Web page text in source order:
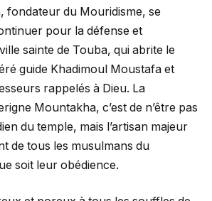
fondateur du Mouridisme, se
pour la défense et
sainte de Touba, qui abrite le
guide Khadimoul Moustafa et
rappelés à Dieu. La
Mountakha, c’est de n’être pas
du temple, mais l’artisan majeur
de tous les musulmans du
soit leur obédience.